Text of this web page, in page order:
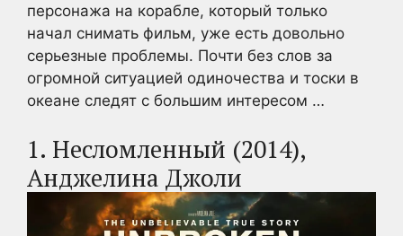
персонажа на корабле, который только
начал снимать фильм, уже есть довольно
серьезные проблемы. Почти без слов за
огромной ситуацией одиночества и тоски в
океане следят с большим интересом …
1. Несломленный (2014),
Анджелина Джоли